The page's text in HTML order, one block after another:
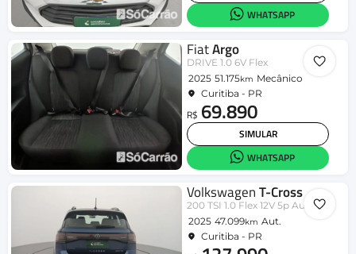
WHATSAPP
FiatArgo
DRIVE 1.0 6V Flex
2025 51.175km Mecânico
Curitiba - PR
R$ 69.890
SIMULAR
WHATSAPP
VolkswagenT-Cross
200 TSI 1.0 Flex 12V 5p Aut.
2025 47.099km Aut.
Curitiba - PR